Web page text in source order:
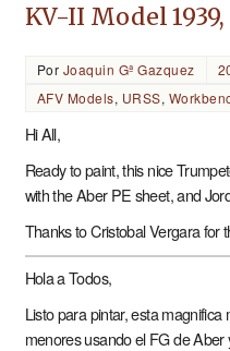
KV-II Model
Por Joaquin Gª Gazquez
AFV Models, URSS,
Hi All,
Ready to paint, this nice
with the Aber PE sheet, and
Thanks to Cristobal Vergara for
Hola a Todos,
Listo para pintar, esta
menores usando el FG de